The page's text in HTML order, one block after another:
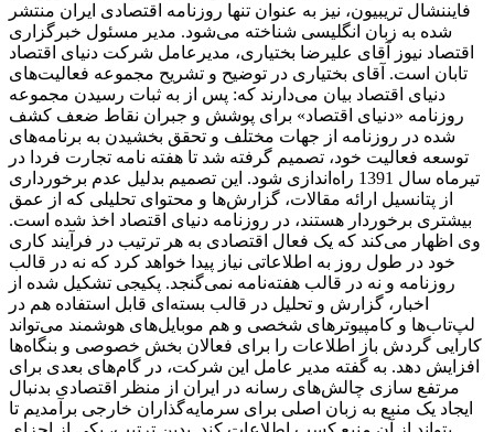
فایننشال تریبیون، نیز به عنوان تنها روزنامه اقتصادی ایران منتشر
شده به زبان انگلیسی شناخته می‌شود. مدیر مسئول خبرگزاری
اقتصاد نیوز آقای علیرضا بختیاری، مدیرعامل شرکت دنیای اقتصاد
تابان است. آقای بختیاری در توضیح و تشریح مجموعه فعالیت‌های
دنیای اقتصاد بیان می‌دارند که: پس از به ثبات رسیدن مجموعه
روزنامه «دنیای اقتصاد» برای پوشش و جبران نقاط ضعف کشف
شده در روزنامه از جهات مختلف و تحقق بخشیدن به برنامه‌های
توسعه فعالیت خود، تصمیم گرفته شد تا هفته نامه تجارت فردا در
تیرماه سال 1391 راه‌اندازی شود. این تصمیم بدلیل عدم برخورداری
از پتانسیل ارائه مقالات، گزارش‌ها و محتوای تحلیلی که از عمق
بیشتری برخوردار هستند، در روزنامه دنیای اقتصاد اخذ شده است.
وی اظهار می‌کند که یک فعال اقتصادی به هر ترتیب در فرآیند کاری
خود در طول روز به اطلاعاتی نیاز پیدا خواهد کرد که نه در قالب
روزنامه و نه در قالب هفته‌نامه نمی‌گنجد. پکیجی تشکیل شده از
اخبار، گزارش و تحلیل در قالب بسته‌ای قابل استفاده هم در
لپ‌تاب‌ها و کامپیوترهای شخصی و هم موبایل‌های هوشمند می‌تواند
کارایی گردش باز اطلاعات را برای فعالان بخش خصوصی و بنگاه‌ها
افزایش دهد. به گفته مدیر عامل این شرکت، در گام‌های بعدی برای
مرتفع سازی چالش‌های رسانه در ایران از منظر اقتصادی بدنبال
ایجاد یک منبع به زبان اصلی برای سرمایه‌گذاران خارجی برآمدیم تا